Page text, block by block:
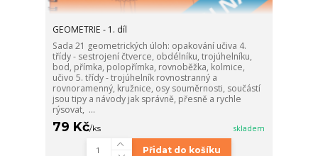
GEOMETRIE - 1. díl
Sada 21 geometrických úloh: opakování učiva 4.
třídy - sestrojení čtverce, obdélníku, trojúhelníku,
bod, přímka, polopřímka, rovnoběžka, kolmice,
učivo 5. třídy - trojúhelník rovnostranný a
rovnoramenný, kružnice, osy souměrnosti, součástí
jsou tipy a návody jak správně, přesně a rychle
rýsovat, ...
79 Kč/ks skladem
Přidat do košíku